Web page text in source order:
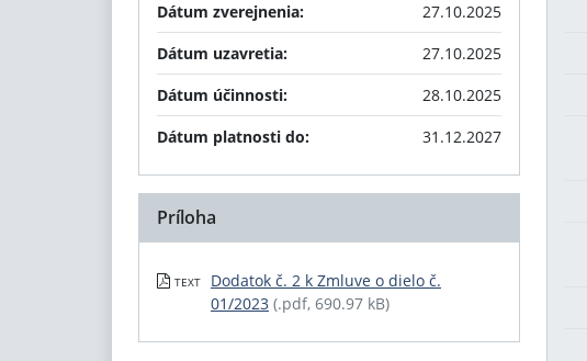
Dátum zverejnenia:
27.10.2025
Dátum uzavretia:
27.10.2025
Dátum účinnosti:
28.10.2025
Dátum platnosti do:
31.12.2027
Príloha
TEXT
Dodatok č. 2 k Zmluve o dielo č.
01/2023 (.pdf, 690.97 kB)